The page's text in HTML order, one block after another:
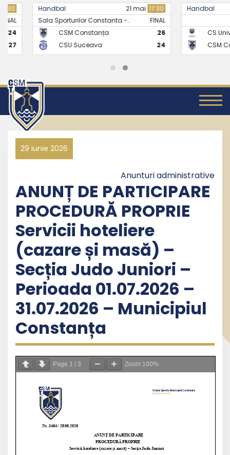
Handbal
17:30
Sala Sporturilor Constanta -..
FINAL
CSM Constanța
CSU Suceava
Handbal
CS
CSM
29 iunie 2026
Anunturi administrative
ANUNȚ DE PARTICIPARE
PROCEDURĂ PROPRIE
Servicii hoteliere
(cazare și masă) –
Secția Judo Juniori –
Perioada 01.07.2026 –
31.07.2026 – Municipiul
Constanța
Page 1 / 3 Zoom 100%